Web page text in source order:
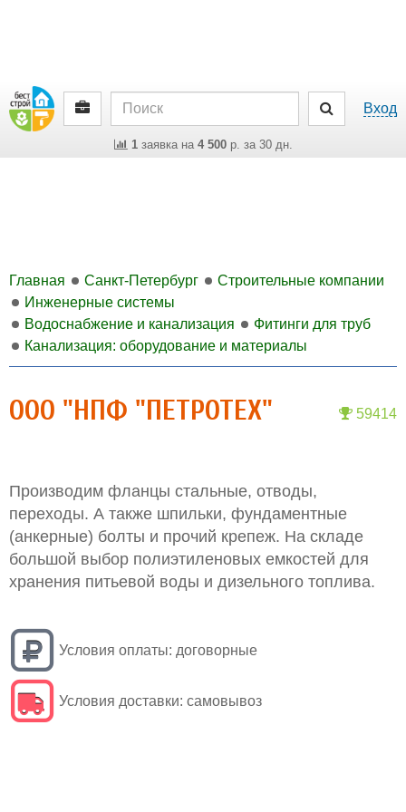
Вход
1заявка на 4 500р. за 30 дн.
Главная Санкт-Петербург
Строительные компании
Инженерные системы
Водоснабжение и канализация
Фитинги для труб
Канализация: оборудование и материалы
59414
ООО "НПФ "ПЕТРОТЕХ"
Производим фланцы стальные, отводы,
переходы. А также шпильки, фундаментные
(анкерные) болты и прочий крепеж. На складе
большой выбор полиэтиленовых емкостей для
хранения питьевой воды и дизельного топлива.
Условия оплаты: договорные
Условия доставки: самовывоз